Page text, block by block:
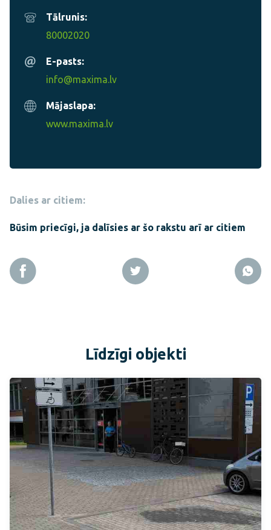
Tālrunis:
80002020
E-pasts:
info@maxima.lv
Mājaslapa:
www.maxima.lv
Dalies ar citiem:
Būsim priecīgi, ja dalīsies ar šo rakstu arī ar citiem
Līdzīgi objekti